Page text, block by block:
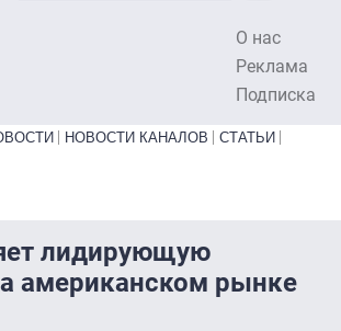
О нас
Реклама
Подписка
НОВОСТИ КАНАЛОВ
СТАТЬИ
лидирующую
американском рынке